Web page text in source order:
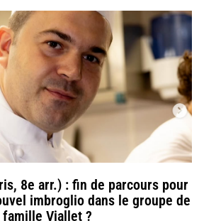
8e arr.) : fin de parcours pour
imbroglio dans le groupe de
famille Viallet ?